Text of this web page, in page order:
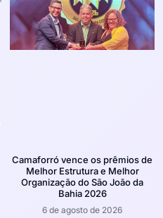
Camaforró vence os prêmios de
Melhor Estrutura e Melhor
Organização do São João da
Bahia 2026
6 de agosto de 2026